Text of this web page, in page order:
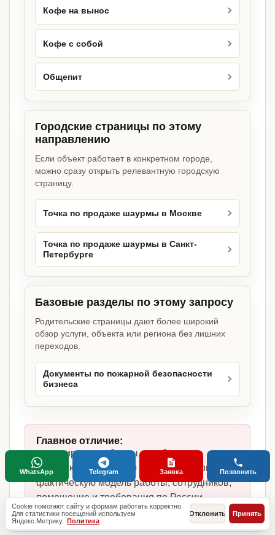
Кофе на вынос
Кофе с собой
Общепит
Городские страницы по этому
направлению
Если объект работает в конкретном городе,
можно сразу открыть релевантную городскую
страницу.
Точка по продаже шаурмы в Москве
Точка по продаже шаурмы в Санкт-
Петербурге
Базовые разделы по этому запросу
Родительские страницы дают более широкий
обзор услуги, объекта или региона без лишних
переходов.
Документы по пожарной безопасности
бизнеса
Главное отличие:
не копируем шаблоны, а собираем
комплект под точку по продаже шаурмы,
фактическую модель работы, сотрудников,
помещение и требования по России.
Cookie помогают сайту и формам работать корректно.
Для статистики посещений используем
Яндекс.Метрику. Политика
Отклонить Принять
WhatsApp Telegram Заявка Позвонить